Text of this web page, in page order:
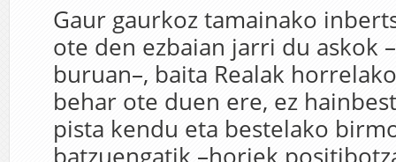
Gaur gaurkoz tamainako
ote den ezbaian jarri du askok
buruan–, baita Realak
behar ote duen ere, ez
pista kendu eta bestelako